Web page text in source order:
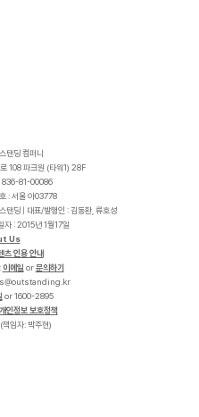
탠딩 컴퍼니
108 파크원 (타워1) 28F
836-81-00086
: 서울 아03778
탠딩 | 대표/발행인 : 김동환, 류호성
자 : 2015년 1월17일
Us
츠 인용 안내
이메일 or문의하기
r
k
.
g
n
i
d
n
a
t
s
t
u
o
@
s
or 1600-2895
개인정보 보호정책
(책임자: 박주현)